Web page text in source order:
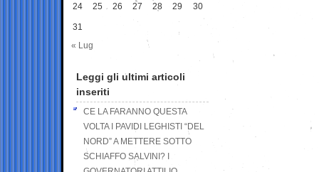
24 25 26 27 28 29 30
31
« Lug
Leggi gli ultimi articoli
inseriti
CE LA FARANNO QUESTA
VOLTA I PAVIDI LEGHISTI “DEL
NORD” A METTERE SOTTO
SCHIAFFO SALVINI? I